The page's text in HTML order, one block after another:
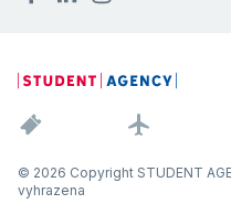
© 2026 Copyright STUDENT
vyhrazena